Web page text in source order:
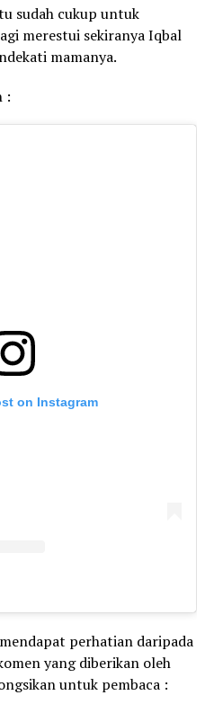
sudah cukup untuk
merestui sekiranya Iqbal
mamanya.
:
on Instagram
perhatian daripada
yang diberikan oleh
untuk pembaca :